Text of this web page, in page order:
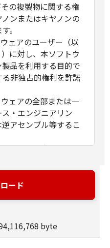
の複製物に関する権
ンまたはキヤノンの
。
ェアのユーザー（以
に対し、本ソフトウ
品を利用する目的で
非独占的権利を許諾
ェアの全部または一
・エンジニアリン
アセンブル等するこ
ケティングジャパン
特定の目的のために
有用であること、ま
ケティングジャパン
ード
byte